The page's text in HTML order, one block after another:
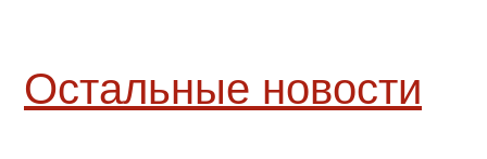
Остальные новости